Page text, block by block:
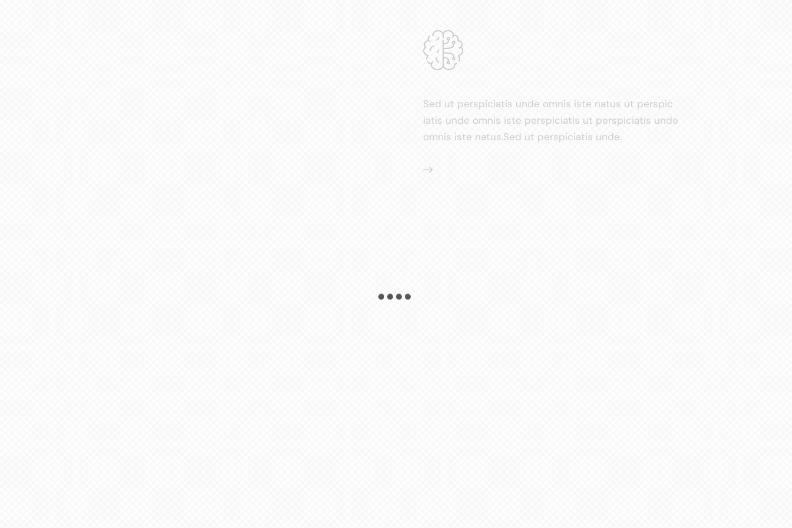
Sed ut perspiciatis unde omnis iste natus ut perspic
iatis unde omnis iste perspiciatis ut perspiciatis unde
omnis iste natus.Sed ut perspiciatis unde.